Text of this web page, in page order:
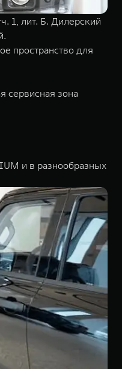
1, лит. Б. Дилерский
пространство для
сервисная зона
и в разнообразных